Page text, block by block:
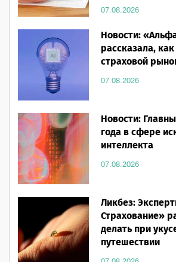
07.08.2026
Новости:
рассказала,
страховой
07.08.2026
Новости:
года в сфере
интеллекта
07.08.2026
Ликбез:
Страхование»
делать при
путешествии